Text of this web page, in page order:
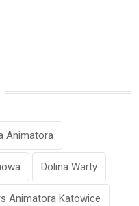
Animatora
Dolina Warty
Animatora Katowice